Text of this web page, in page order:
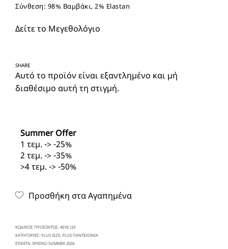
Σύνθεση: 98% Βαμβάκι, 2% Elastan
Δείτε το Μεγεθολόγιο
SHARE
Αυτό το προϊόν είναι εξαντλημένο και μή
διαθέσιμο αυτή τη στιγμή.
Summer Offer
1 τεμ. -> -25%
2 τεμ. -> -35%
>4 τεμ. -> -50%
Προσθήκη στα Αγαπημένα
ΚΩΔΙΚΌΣ ΠΡΟΪΌΝΤΟΣ:4018.124
ΚΑΤΗΓΟΡΊΕΣ:PLUS SIZE PLUS ΠΑΝΤΕΛΟΝΙΑ
ΕΤΙΚΈΤΑ:SPRING-SUMMER 2024